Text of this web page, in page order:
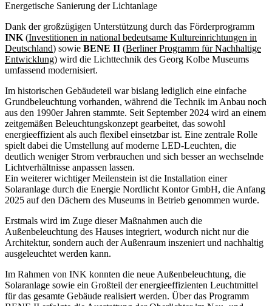
Energetische Sanierung der Lichtanlage
Dank der großzügigen Unterstützung durch das Förderprogramm
INK (Investitionen in national bedeutsame Kultureinrichtungen in
Deutschland) sowie BENE II (Berliner Programm für Nachhaltige
Entwicklung) wird die Lichttechnik des Georg Kolbe Museums
umfassend modernisiert.
Im historischen Gebäudeteil war bislang lediglich eine einfache
Grundbeleuchtung vorhanden, während die Technik im Anbau noch
aus den 1990er Jahren stammte. Seit September 2024 wird an einem
zeitgemäßen Beleuchtungskonzept gearbeitet, das sowohl
energieeffizient als auch flexibel einsetzbar ist. Eine zentrale Rolle
spielt dabei die Umstellung auf moderne LED-Leuchten, die
deutlich weniger Strom verbrauchen und sich besser an wechselnde
Lichtverhältnisse anpassen lassen.
Ein weiterer wichtiger Meilenstein ist die Installation einer
Solaranlage durch die Energie Nordlicht Kontor GmbH, die Anfang
2025 auf den Dächern des Museums in Betrieb genommen wurde.
Erstmals wird im Zuge dieser Maßnahmen auch die
Außenbeleuchtung des Hauses integriert, wodurch nicht nur die
Architektur, sondern auch der Außenraum inszeniert und nachhaltig
ausgeleuchtet werden kann.
Im Rahmen von INK konnten die neue Außenbeleuchtung, die
Solaranlage sowie ein Großteil der energieeffizienten Leuchtmittel
für das gesamte Gebäude realisiert werden. Über das Programm